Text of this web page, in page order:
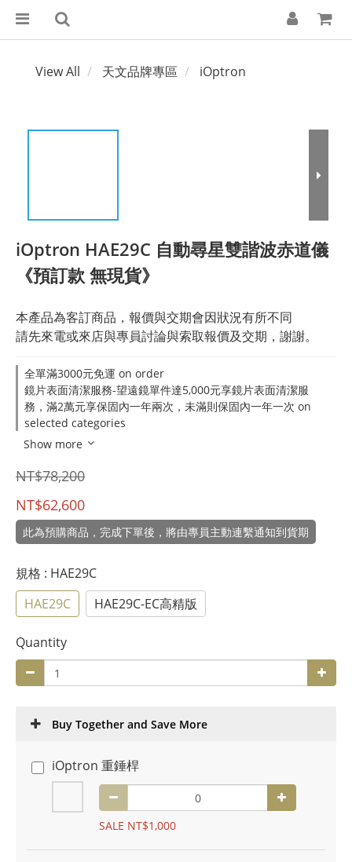
View All 天文品牌專區 iOptron
iOptron HAE29C 自動尋星雙諧波赤道儀
《預訂款 無現貨》
本產品為客訂商品，報價與交期會因狀況有所不同
請先來電或來店與專員討論與索取報價及交期，謝謝。
全單滿3000元免運 on order
鏡片表面清潔服務-望遠鏡單件達5,000元享鏡片表面清潔服
務，滿2萬元享保固內一年兩次，未滿則保固內一年一次 on
selected categories
Show more
NT$78,200
NT$62,600
此為預購商品，完成下單後，將由專員主動連繫通知到貨期
規格 : HAE29C
HAE29C
HAE29C-EC高精版
Quantity
Buy Together and Save More
iOptron 重錘桿
SALE NT$1,000